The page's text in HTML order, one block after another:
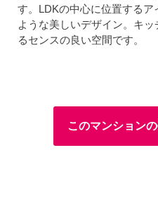
す。LDKの中心に位置する
ような美しいデザイン。キ
るセンスの良い空間です。
このマンション